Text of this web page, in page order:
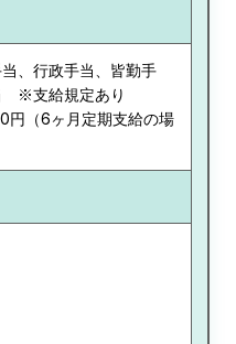
、行政手当、皆勤手
※支給規定あり
円（6ヶ月定期支給の場